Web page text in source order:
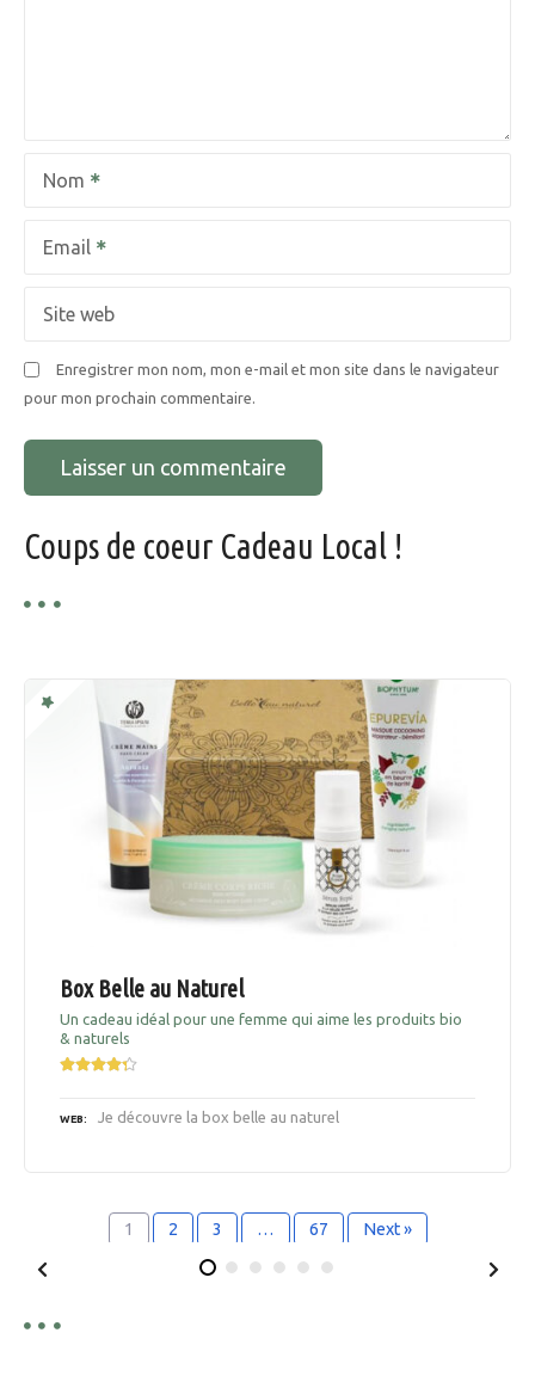
t
i
c
l
e
Nom
Email
Site web
Enregistrer mon nom, mon e-mail et mon site dans le navigateur
pour mon prochain commentaire.
Coups de coeur Cadeau Local !
Box Belle au Naturel
Un cadeau idéal pour une femme qui aime les produits bio
& naturels
WEB Je découvre la box belle au naturel
1 2 3 … 67 Next »